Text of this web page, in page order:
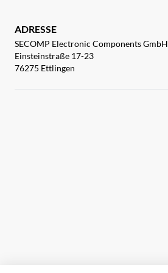
ADRESSE
SECOMP Electronic Components GmbH
Einsteinstraße 17-23
76275 Ettlingen